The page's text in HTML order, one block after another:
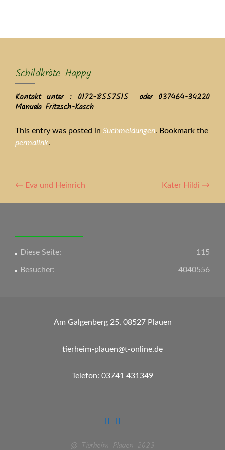
Schildkröte Happy
Kontakt unter : 0172-8557515 oder 037464-34220
Manuela Fritzsch-Kasch
This entry was posted in Suchmeldungen. Bookmark the
permalink.
Artikel-
Navigation
← Eva und Heinrich Kater Hildi →
115
Diese Seite:
4040556
Besucher:
Am Galgenberg 25, 08527 Plauen
tierheim-plauen@t-online.de
Telefon: 03741 431349
@ Tierheim Plauen 2023